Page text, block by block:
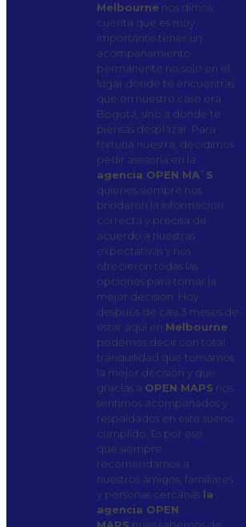
Melbourne nos dimos
cuenta que es muy
importante tener un
acompañamiento
permanente no solo en el
lugar donde te encuentras
que en nuestro caso era
Bogotá, sino a donde te
piensas desplazar. Para
fortuna nuestra, decidimos
pedir asesoría en la
agencia OPEN MA`S
quienes siempre nos
brindaron la información
correcta y precisa de
acuerdo a nuestras
expectativas y nos
ofrecieron todas las
opciones para tomar la
mejor decisión. Hoy
después de casi 3 meses de
estar aquí en Melbourne
podemos decir con total
tranquilidad que tomamos
la mejor decisión y que
gracias a OPEN MAPS nos
sentimos acompañados y
respaldados en este sueño
cumplido. Es por eso
que siempre
recomendamos a
nuestros amigos, familiares
y personas cercanas la
agencia OPEN